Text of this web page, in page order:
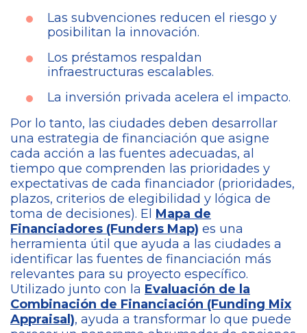
Las subvenciones reducen el riesgo y
posibilitan la innovación.
Los préstamos respaldan
infraestructuras escalables.
La inversión privada acelera el impacto.
Por lo tanto, las ciudades deben desarrollar
una estrategia de financiación que asigne
cada acción a las fuentes adecuadas, al
tiempo que comprenden las prioridades y
expectativas de cada financiador (prioridades,
plazos, criterios de elegibilidad y lógica de
toma de decisiones). El Mapa de
Financiadores (Funders Map) es una
herramienta útil que ayuda a las ciudades a
identificar las fuentes de financiación más
relevantes para su proyecto específico.
Utilizado junto con la Evaluación de la
Combinación de Financiación (Funding Mix
Appraisal), ayuda a transformar lo que puede